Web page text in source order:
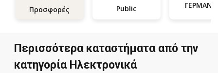
Προσφορές Public
Περισσότερα καταστήματα από την
κατηγορία Hλεκτρονικά